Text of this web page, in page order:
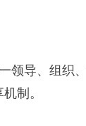
导、组织
制。